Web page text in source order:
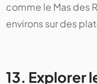
comme le Mas des
environs sur des
13. Explorer